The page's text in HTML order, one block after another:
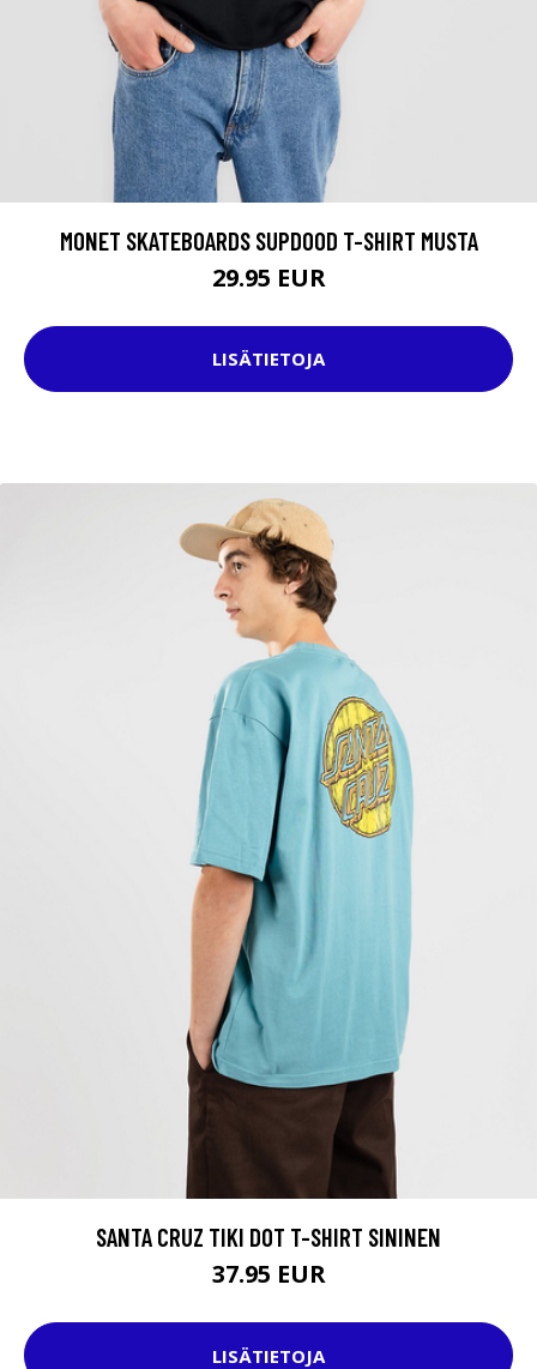
MONET SKATEBOARDS SUPDOOD T-SHIRT MUSTA
29.95 EUR
LISÄTIETOJA
SANTA CRUZ TIKI DOT T-SHIRT SININEN
37.95 EUR
LISÄTIETOJA